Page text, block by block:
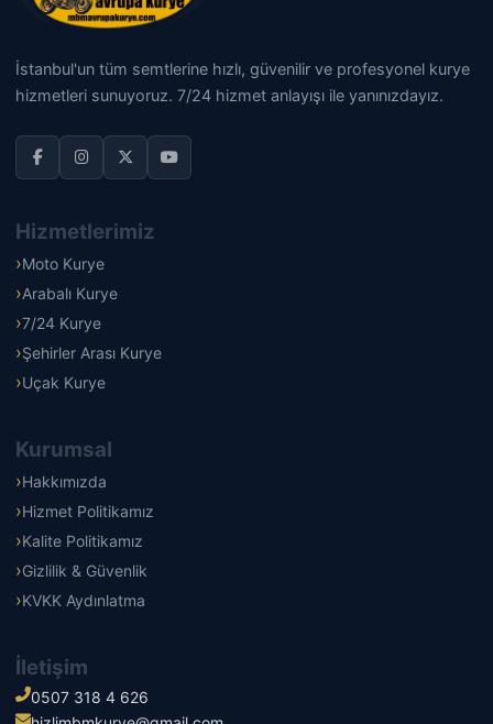
İstanbul'un tüm semtlerine hızlı, güvenilir ve profesyonel kurye
hizmetleri sunuyoruz. 7/24 hizmet anlayışı ile yanınızdayız.
Hizmetlerimiz
Moto Kurye
Arabalı Kurye
7/24 Kurye
Şehirler Arası Kurye
Uçak Kurye
Kurumsal
Hakkımızda
Hizmet Politikamız
Kalite Politikamız
Gizlilik & Güvenlik
KVKK Aydınlatma
İletişim
0507 318 4 626